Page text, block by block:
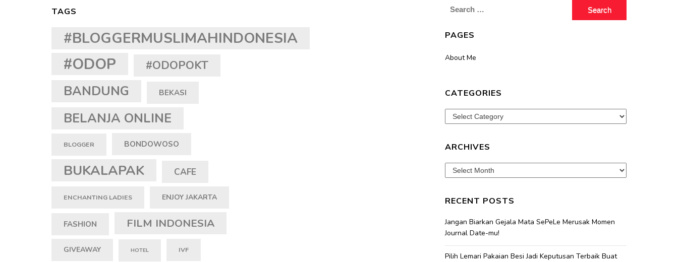
TAGS
#BLOGGERMUSLIMAHINDONESIA
#ODOP #ODOPOKT
BANDUNG BEKASI
BELANJA ONLINE
BLOGGER BONDOWOSO
BUKALAPAK CAFE
ENCHANTING LADIES ENJOY JAKARTA
FASHION FILM INDONESIA
GIVEAWAY HOTEL IVF
Search
PAGES
About Me
CATEGORIES
Categories
ARCHIVES
Archives
RECENT POSTS
Jangan Biarkan Gejala Mata SePeLe Merusak Momen
Journal Date-mu!
Pilih Lemari Pakaian Besi Jadi Keputusan Terbaik Buat